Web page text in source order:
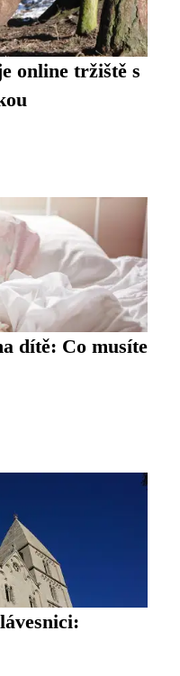
online tržiště s
dítě: Co musíte